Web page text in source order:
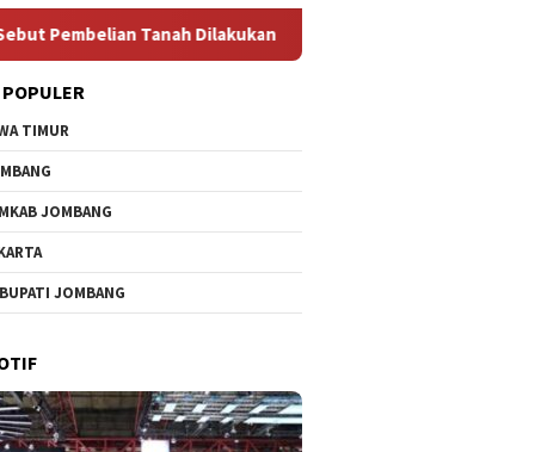
Dilakukan Manajer Tanpa Persetujuan Pengurus
TIMUR
JOMBANG
JOMBANG